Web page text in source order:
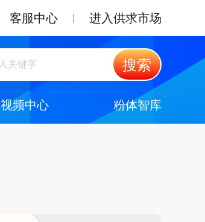
客服中心 进入供求市场
搜索
视频中心 粉体智库